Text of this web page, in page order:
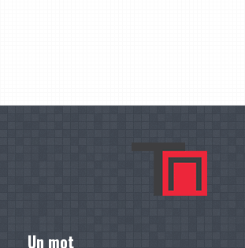
Un mot